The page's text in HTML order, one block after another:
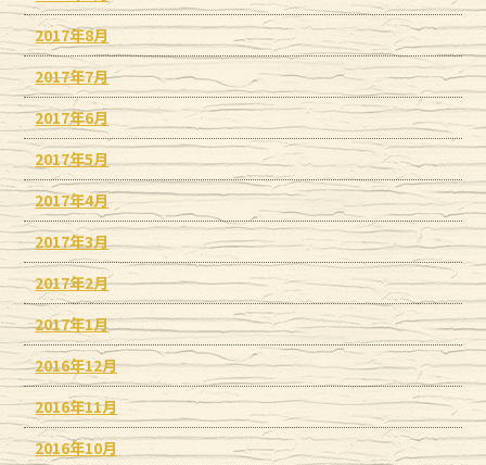
2017年8月
2017年7月
2017年6月
2017年5月
2017年4月
2017年3月
2017年2月
2017年1月
2016年12月
2016年11月
2016年10月